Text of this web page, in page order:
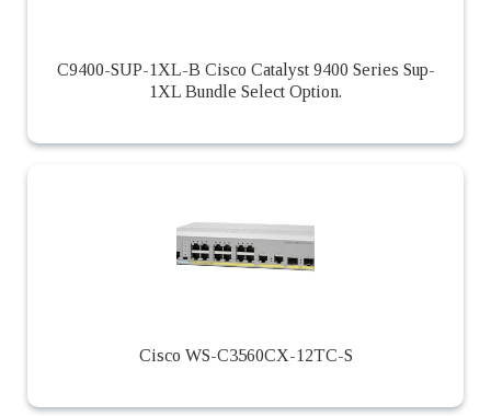
C9400-SUP-1XL-B Cisco Catalyst 9400 Series Sup-
1XL Bundle Select Option.
Cisco WS-C3560CX-12TC-S